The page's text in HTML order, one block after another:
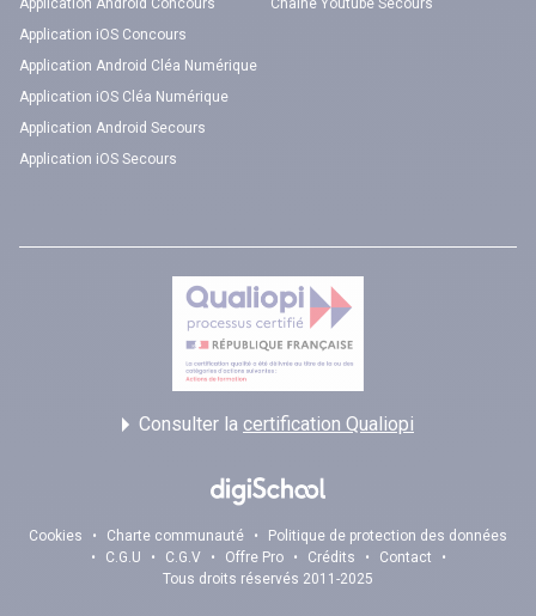
Application Android Concours
Application iOS Concours
Application Android Cléa Numérique
Application iOS Cléa Numérique
Application Android Secours
Application iOS Secours
Chaîne Youtube Secours
Consulter la certification Qualiopi
Cookies • Charte communauté •
Politique de protection des données
•
C.G.U • C.G.V • Offre Pro • Crédits • Contact
•
Tous droits réservés 2011-2025